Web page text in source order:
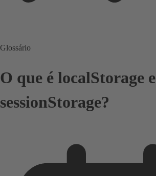
Glossário
O que é localStorage e
sessionStorage?